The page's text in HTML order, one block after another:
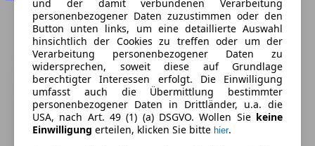
und der damit verbundenen Verarbeitung
personenbezogener Daten zuzustimmen oder den
Button unten links, um eine detaillierte Auswahl
hinsichtlich der Cookies zu treffen oder um der
Verarbeitung personenbezogener Daten zu
widersprechen, soweit diese auf Grundlage
berechtigter Interessen erfolgt. Die Einwilligung
umfasst auch die Übermittlung bestimmter
personenbezogener Daten in Drittländer, u.a. die
USA, nach Art. 49 (1) (a) DSGVO. Wollen Sie keine
Einwilligung erteilen, klicken Sie bitte hier.